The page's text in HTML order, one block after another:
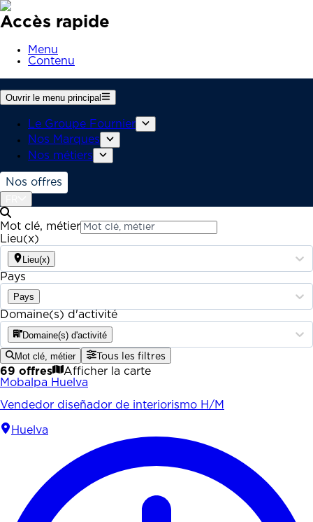
Accès rapide
Menu
Contenu
Ouvrir le menu principal
Le Groupe Fournier
Nos Marques
Nos métiers
Nos offres
Mot clé, métier
Lieu(x)
Lieu(x)
Pays
Pays
Domaine(s) d'activité
Domaine(s) d'activité
Mot clé, métier Tous les filtres
69 offres
Afficher la carte
Mobalpa Huelva
Vendedor diseñador de interiorismo H/M
Huelva